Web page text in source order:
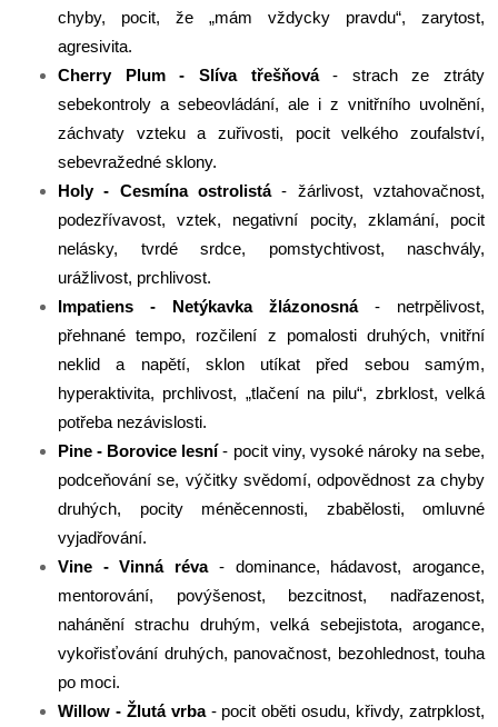
chyby, pocit, že „mám vždycky pravdu“, zarytost,
agresivita.
Cherry Plum - Slíva třešňová- strach ze ztráty
sebekontroly a sebeovládání, ale i z vnitřního uvolnění,
záchvaty vzteku a zuřivosti, pocit velkého zoufalství,
sebevražedné sklony.
Holy - Cesmína ostrolistá- žárlivost, vztahovačnost,
podezřívavost, vztek, negativní pocity, zklamání, pocit
nelásky, tvrdé srdce, pomstychtivost, naschvály,
urážlivost, prchlivost.
Impatiens - Netýkavka žlázonosná- netrpělivost,
přehnané tempo, rozčilení z pomalosti druhých, vnitřní
neklid a napětí, sklon utíkat před sebou samým,
hyperaktivita, prchlivost, „tlačení na pilu“, zbrklost, velká
potřeba nezávislosti.
Pine - Borovice lesní - pocit viny, vysoké nároky na sebe,
podceňování se, výčitky svědomí, odpovědnost za chyby
druhých, pocity méněcennosti, zbabělosti, omluvné
vyjadřování.
Vine - Vinná réva- dominance, hádavost, arogance,
mentorování, povýšenost, bezcitnost, nadřazenost,
nahánění strachu druhým, velká sebejistota, arogance,
vykořisťování druhých, panovačnost, bezohlednost, touha
po moci.
Willow - Žlutá vrba- pocit oběti osudu, křivdy, zatrpklost,